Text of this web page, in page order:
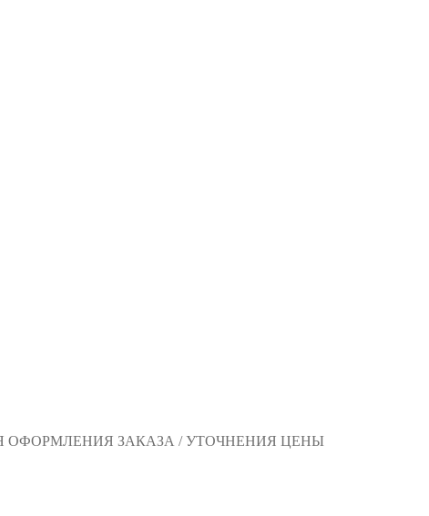
ОФОРМЛЕНИЯ ЗАКАЗА / УТОЧНЕНИЯ ЦЕНЫ